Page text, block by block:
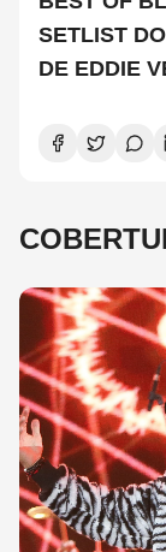
SETLIST
DE EDDIE